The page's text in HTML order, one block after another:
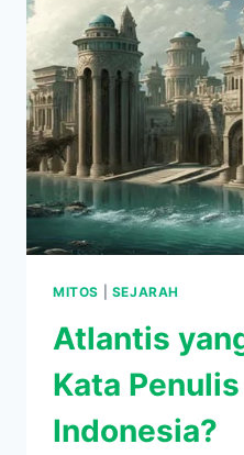
MITOS SEJARAH
Atlantis
Kata
Indonesia?